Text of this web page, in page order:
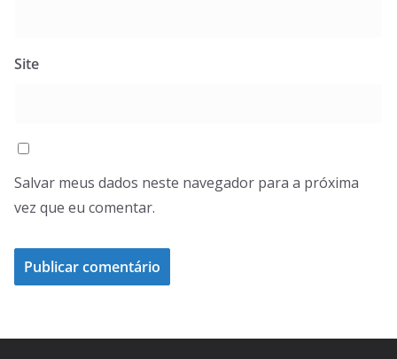
Site
Salvar meus dados neste navegador para a próxima
vez que eu comentar.